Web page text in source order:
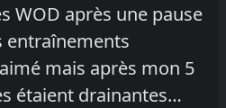
WOD après une pause
entraînements
mais après mon 5
étaient drainantes…